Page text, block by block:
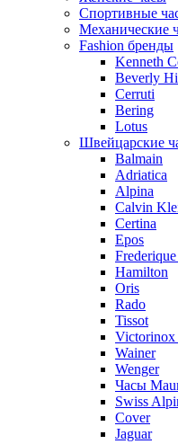
Спортивные
Механические
Fashion бренды
Kenneth
Beverly
Cerruti
Bering
Lotus
Швейцарские
Balmain
Adriatica
Alpina
Calvin
Certina
Epos
Hamilton
Oris
Rado
Tissot
Victorinox
Wainer
Wenger
Часы
Swiss
Cover
Jaguar